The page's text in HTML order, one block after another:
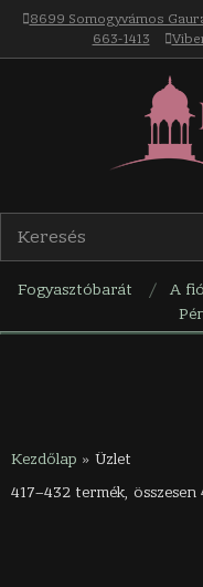
Skip
content
8699 Somogyvámos
663-1413
völgy
Fogyasztóbarát A
Kezdőlap » Üzlet
417–432 termék, összesen